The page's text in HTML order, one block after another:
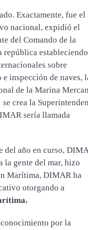
Exactamente, fue el
nacional, expidió el
del Comando de la
república estableciendo
sobre
inspección de naves,
de la Marina
crea la
sería llamada
del año en curso,
gente del mar, hizo
Marítima, DIMAR ha
otorgando a
por la